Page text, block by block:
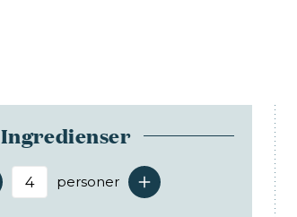
Ingredienser
Antal serveringer
personer